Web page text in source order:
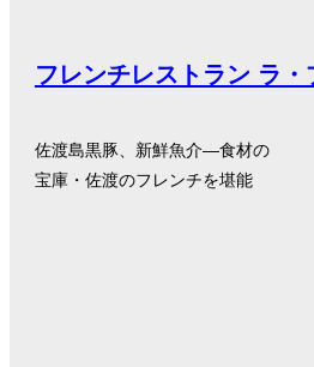
フレンチレストラン ラ・
佐渡島黒豚、新鮮魚介―食材の
宝庫・佐渡のフレンチを堪能